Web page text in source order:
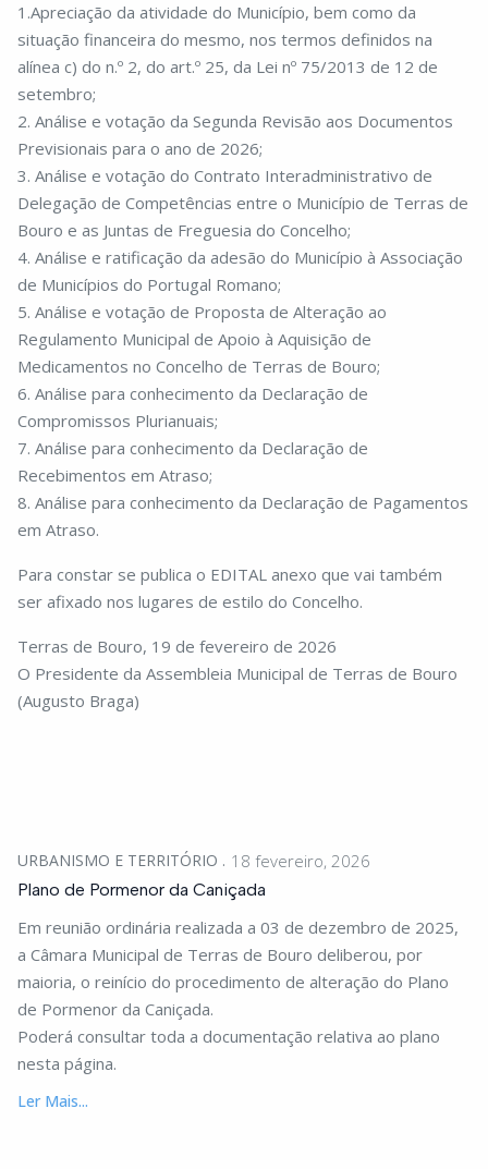
1.Apreciação da atividade do Município, bem como da
situação financeira do mesmo, nos termos definidos na
alínea c) do n.º 2, do art.º 25, da Lei nº 75/2013 de 12 de
setembro;
2. Análise e votação da Segunda Revisão aos Documentos
Previsionais para o ano de 2026;
3. Análise e votação do Contrato Interadministrativo de
Delegação de Competências entre o Município de Terras de
Bouro e as Juntas de Freguesia do Concelho;
4. Análise e ratificação da adesão do Município à Associação
de Municípios do Portugal Romano;
5. Análise e votação de Proposta de Alteração ao
Regulamento Municipal de Apoio à Aquisição de
Medicamentos no Concelho de Terras de Bouro;
6. Análise para conhecimento da Declaração de
Compromissos Plurianuais;
7. Análise para conhecimento da Declaração de
Recebimentos em Atraso;
8. Análise para conhecimento da Declaração de Pagamentos
em Atraso.
Para constar se publica o EDITAL anexo que vai também
ser afixado nos lugares de estilo do Concelho.
Terras de Bouro, 19 de fevereiro de 2026
O Presidente da Assembleia Municipal de Terras de Bouro
(Augusto Braga)
URBANISMO E TERRITÓRIO 18 fevereiro, 2026
Plano de Pormenor da Caniçada
Em reunião ordinária realizada a 03 de dezembro de 2025,
a Câmara Municipal de Terras de Bouro deliberou, por
maioria, o reinício do procedimento de alteração do Plano
de Pormenor da Caniçada.
Poderá consultar toda a documentação relativa ao plano
nesta página.
Ler Mais...